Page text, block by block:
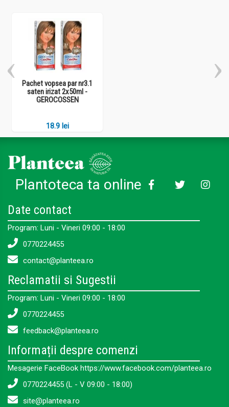
Pachet vopsea par nr3.1
saten irizat 2x50ml -
GEROCOSSEN
18.9 lei
Plantoteca ta online
Date contact
Program: Luni - Vineri 09:00 - 18:00
0770224455
contact@planteea.ro
Reclamatii si Sugestii
Program: Luni - Vineri 09:00 - 18:00
0770224455
feedback@planteea.ro
Informații despre comenzi
Mesagerie FaceBook https://www.facebook.com/planteea.ro
0770224455 (L - V 09:00 - 18:00)
site@planteea.ro